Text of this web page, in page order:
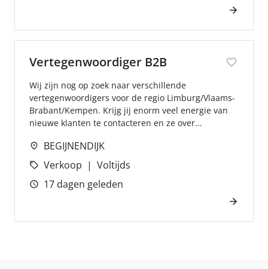
Vertegenwoordiger B2B
Wij zijn nog op zoek naar verschillende
vertegenwoordigers voor de regio Limburg/Vlaams-
Brabant/Kempen. Krijg jij enorm veel energie van
nieuwe klanten te contacteren en ze over...
BEGIJNENDIJK
Verkoop
Voltijds
17 dagen geleden